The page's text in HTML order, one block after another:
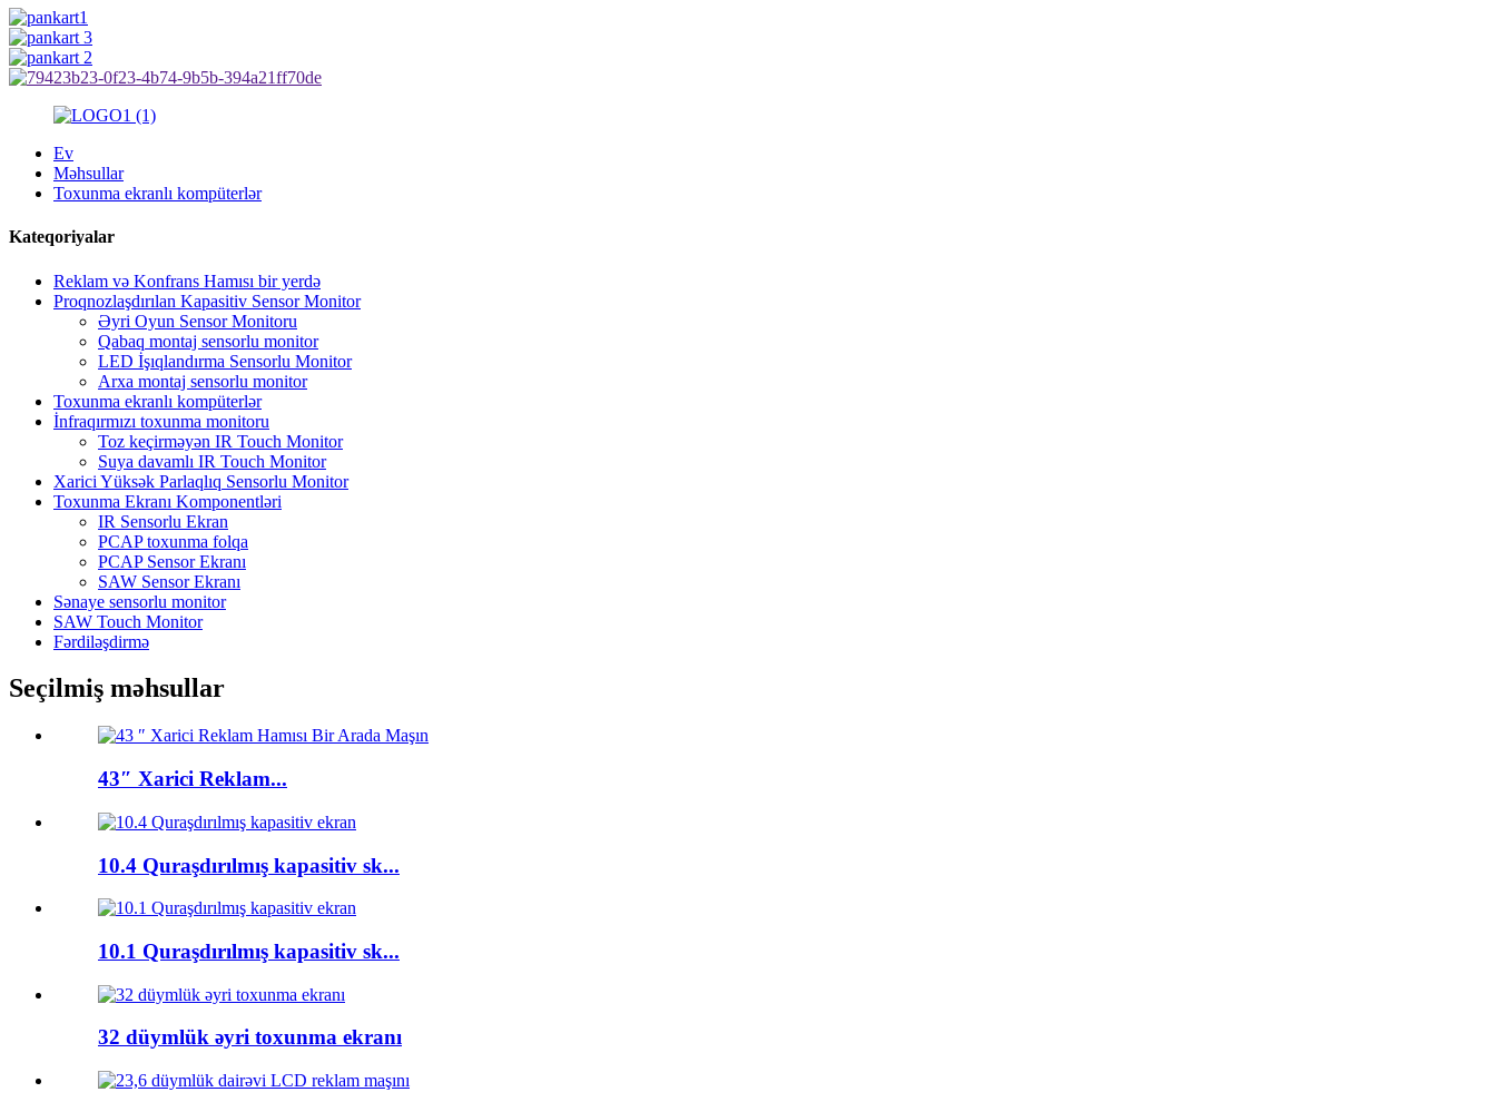
Ev
Məhsullar
Toxunma ekranlı kompüterlər
Kateqoriyalar
Reklam və Konfrans Hamısı bir yerdə
Proqnozlaşdırılan Kapasitiv Sensor Monitor
Əyri Oyun Sensor Monitoru
Qabaq montaj sensorlu monitor
LED İşıqlandırma Sensorlu Monitor
Arxa montaj sensorlu monitor
Toxunma ekranlı kompüterlər
İnfraqırmızı toxunma monitoru
Toz keçirməyən IR Touch Monitor
Suya davamlı IR Touch Monitor
Xarici Yüksək Parlaqlıq Sensorlu Monitor
Toxunma Ekranı Komponentləri
IR Sensorlu Ekran
PCAP toxunma folqa
PCAP Sensor Ekranı
SAW Sensor Ekranı
Sənaye sensorlu monitor
SAW Touch Monitor
Fərdiləşdirmə
Seçilmiş məhsullar
43″ Xarici Reklam...
10.4 Quraşdırılmış kapasitiv sk...
10.1 Quraşdırılmış kapasitiv sk...
32 düymlük əyri toxunma ekranı